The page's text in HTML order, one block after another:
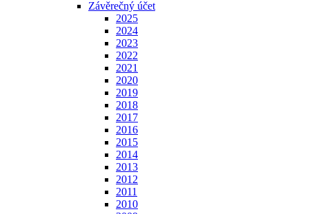
Závěrečný účet
2025
2024
2023
2022
2021
2020
2019
2018
2017
2016
2015
2014
2013
2012
2011
2010